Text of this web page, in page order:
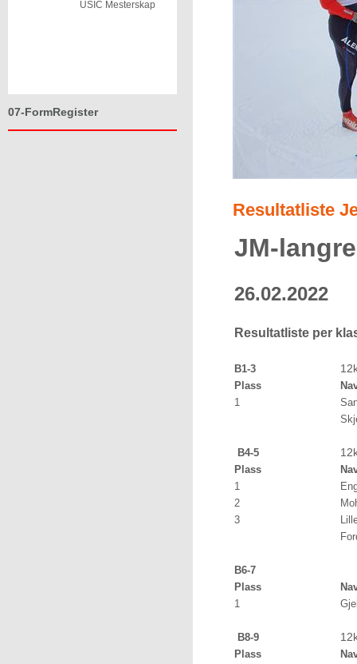
USIC Mesterskap
07-FormRegister
Resultatliste
JM-
26.02.2022
Resultatliste per
B1-3
Plass
1
B4-5
Plass
1
2
3
B6-7
Plass
1
B8-9
Plass